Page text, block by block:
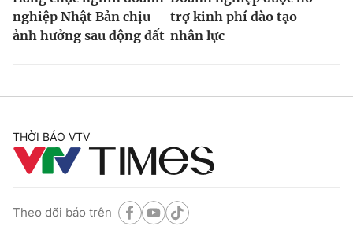
nghiệp Nhật Bản chịu
ảnh hưởng sau động đất
trợ kinh phí đào tạo
nhân lực
THỜI BÁO VTV
Theo dõi báo trên